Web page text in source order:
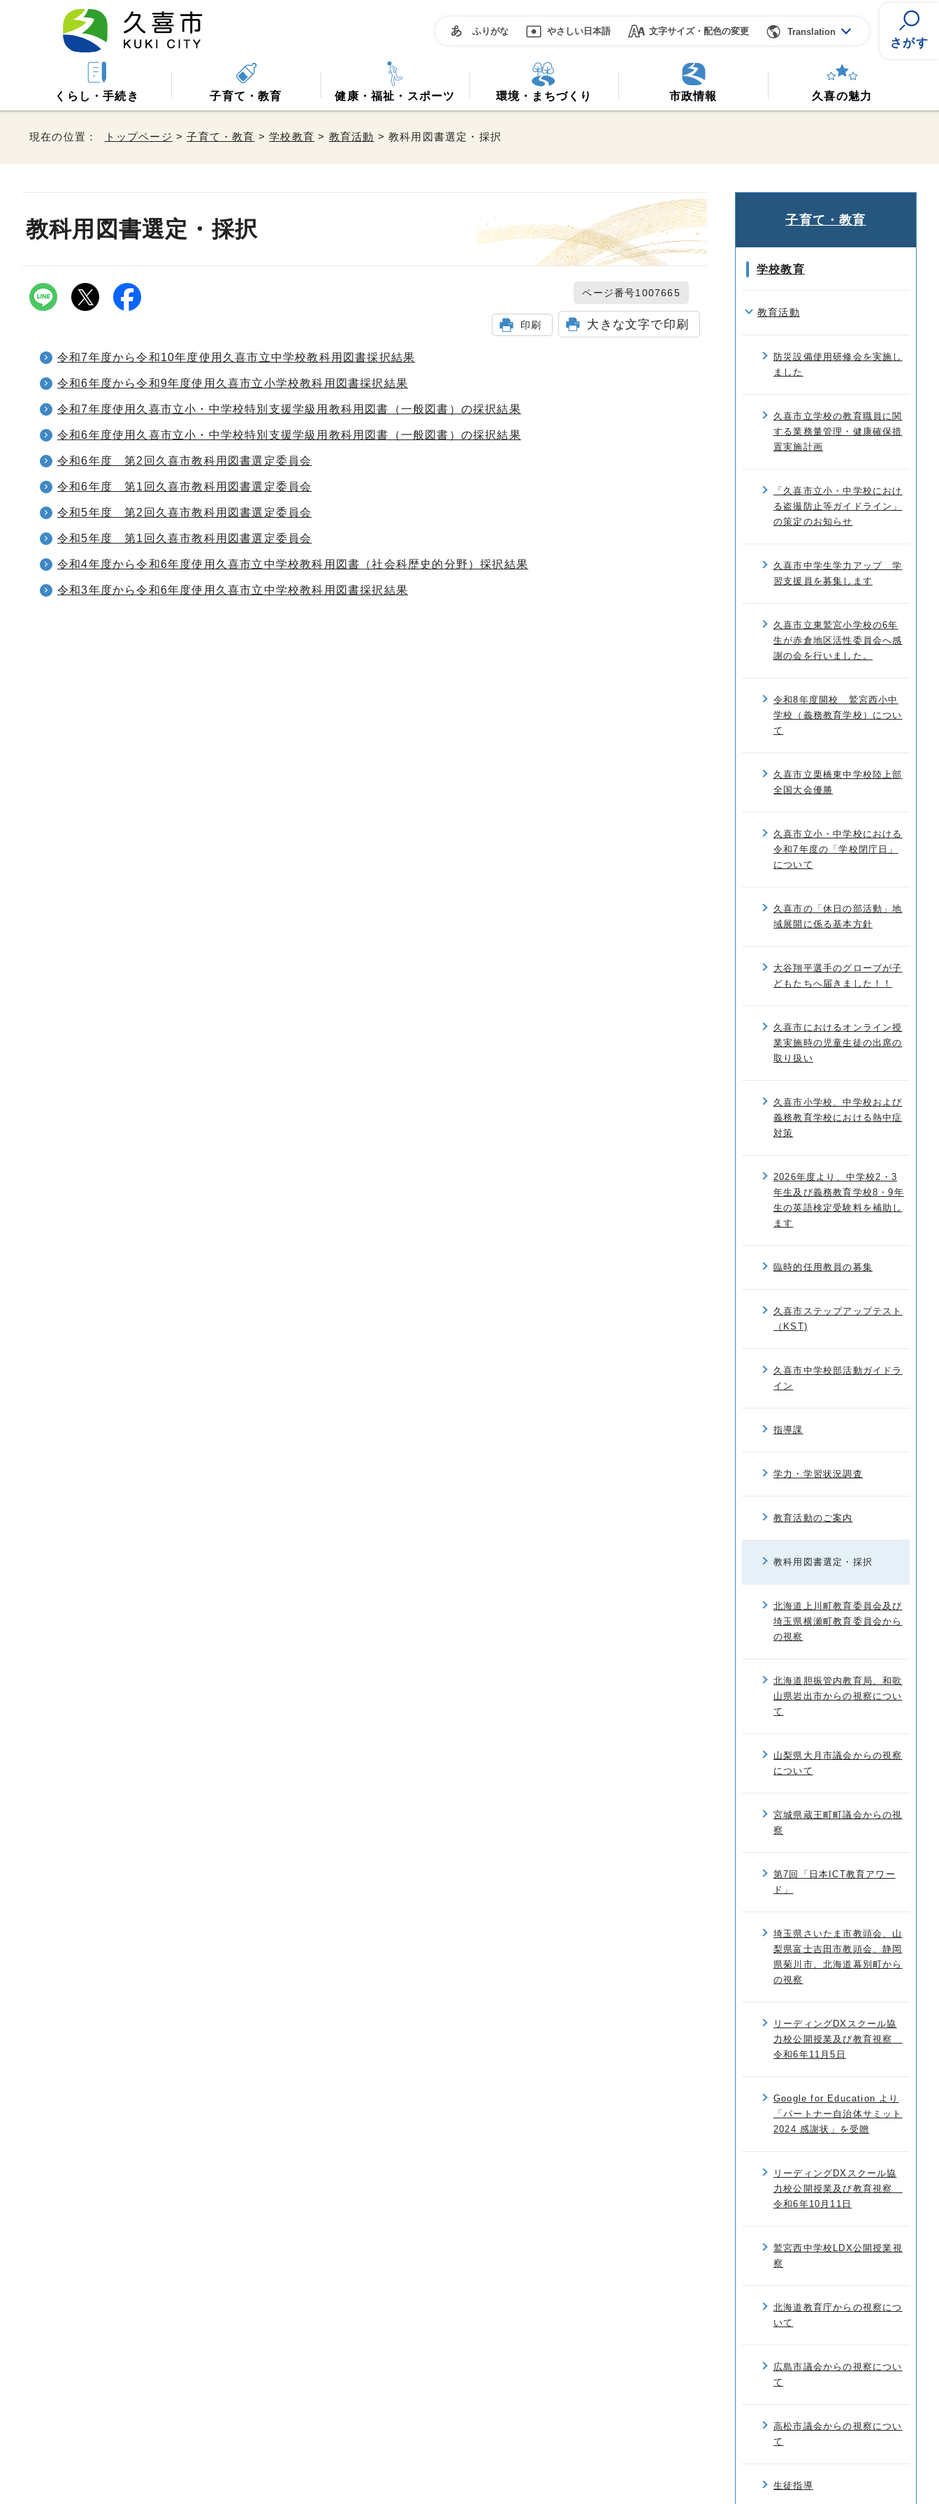
ふりがな やさしい日本語 文字サイズ・配色の変更 Translation
さがす
くらし・手続き 子育て・教育 健康・福祉・スポーツ 環境・まちづくり 市政情報 久喜の魅力
現在の位置： トップページ >子育て・教育 >学校教育 > 教育活動 > 教科用図書選定・採択
教科用図書選定・採択
ページ番号1007665
印刷 大きな文字で印刷
令和7年度から令和10年度使用久喜市立中学校教科用図書採択結果
令和6年度から令和9年度使用久喜市立小学校教科用図書採択結果
令和7年度使用久喜市立小・中学校特別支援学級用教科用図書（一般図書）の採択結果
令和6年度使用久喜市立小・中学校特別支援学級用教科用図書（一般図書）の採択結果
令和6年度 第2回久喜市教科用図書選定委員会
令和6年度 第1回久喜市教科用図書選定委員会
令和5年度 第2回久喜市教科用図書選定委員会
令和5年度 第1回久喜市教科用図書選定委員会
令和4年度から令和6年度使用久喜市立中学校教科用図書（社会科歴史的分野）採択結果
令和3年度から令和6年度使用久喜市立中学校教科用図書採択結果
子育て・教育
学校教育
教育活動
防災設備使用研修会を実施し
ました
久喜市立学校の教育職員に関
する業務量管理・健康確保措
置実施計画
「久喜市立小・中学校におけ
る盗撮防止等ガイドライン」
の策定のお知らせ
久喜市中学生学力アップ 学
習支援員を募集します
久喜市立東鷲宮小学校の6年
生が赤倉地区活性委員会へ感
謝の会を行いました。
令和8年度開校 鷲宮西小中
学校（義務教育学校）につい
て
久喜市立栗橋東中学校陸上部
全国大会優勝
久喜市立小・中学校における
令和7年度の「学校閉庁日」
について
久喜市の「休日の部活動」地
域展開に係る基本方針
大谷翔平選手のグローブが子
どもたちへ届きました！！
久喜市におけるオンライン授
業実施時の児童生徒の出席の
取り扱い
久喜市小学校、中学校および
義務教育学校における熱中症
対策
2026年度より、中学校2・3
年生及び義務教育学校8・9年
生の英語検定受験料を補助し
ます
臨時的任用教員の募集
久喜市ステップアップテスト
（KST)
久喜市中学校部活動ガイドラ
イン
指導課
学力・学習状況調査
教育活動のご案内
教科用図書選定・採択
北海道上川町教育委員会及び
埼玉県横瀬町教育委員会から
の視察
北海道胆振管内教育局、和歌
山県岩出市からの視察につい
て
山梨県大月市議会からの視察
について
宮城県蔵王町町議会からの視
察
第7回「日本ICT教育アワー
ド」
埼玉県さいたま市教頭会、山
梨県富士吉田市教頭会、静岡
県菊川市、北海道幕別町から
の視察
リーディングDXスクール協
力校公開授業及び教育視察
令和6年11月5日
Google for Education より
「パートナー自治体サミット
2024 感謝状」を受贈
リーディングDXスクール協
力校公開授業及び教育視察
令和6年10月11日
鷲宮西中学校LDX公開授業視
察
北海道教育庁からの視察につ
いて
広島市議会からの視察につい
て
高松市議会からの視察につい
て
生徒指導